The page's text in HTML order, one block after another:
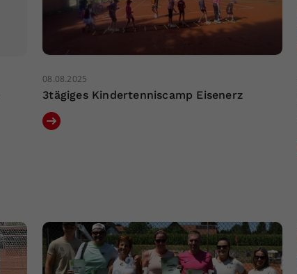
08.08.2025
3tägiges Kindertenniscamp Eisenerz